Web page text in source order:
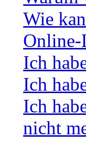
Wie
Online-
Ich
Ich
Ich
nicht